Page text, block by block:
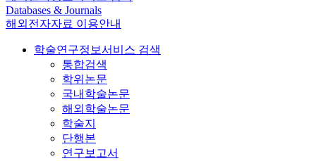
Databases & Journals
해외전자자료 이용안내
학술연구정보서비스 검색
통합검색
학위논문
국내학술논문
해외학술논문
학술지
단행본
연구보고서